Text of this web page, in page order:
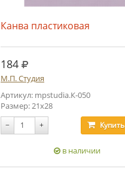
Канва пластиковая
184 руб.
М.П. Студия
Артикул: mpstudia.К-050
Размер: 21х28
− + Купить
в наличии